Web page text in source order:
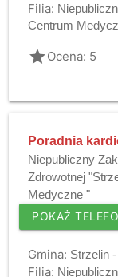
Filia:
Centrum
gradeOcena: 5
Poradnia
Niepubliczny
Zdrowotnej
Medyczne "
POKAŻ
Gmina: Strzelin
Filia: